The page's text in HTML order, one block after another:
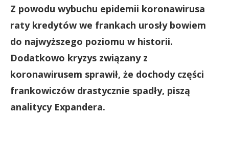
Z powodu wybuchu epidemii koronawirusa
raty kredytów we frankach urosły bowiem
do najwyższego poziomu w historii.
Dodatkowo kryzys związany z
koronawirusem sprawił, że dochody części
frankowiczów drastycznie spadły, piszą
analitycy Expandera.